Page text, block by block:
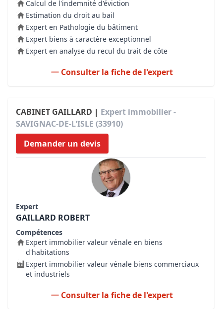
Calcul de l'indemnité d'éviction
Estimation du droit au bail
Expert en Pathologie du bâtiment
Expert biens à caractère exceptionnel
Expert en analyse du recul du trait de côte
Consulter la fiche de l'expert
CABINET GAILLARD | Expert immobilier -
SAVIGNAC-DE-L'ISLE (33910)
Demander un devis
Expert
GAILLARD ROBERT
Compétences
Expert immobilier valeur vénale en biens
d'habitations
Expert immobilier valeur vénale biens commerciaux
et industriels
Consulter la fiche de l'expert